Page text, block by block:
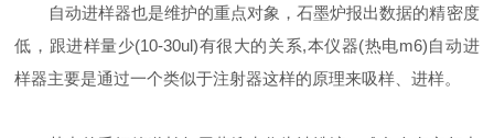
自动进样器也是维护的重点对象，石墨炉报出数据的精密度
低，跟进样量少(10-30ul)有很大的关系,本仪器(热电m6)自动进
样器主要是通过一个类似于注射器这样的原理来吸样、进样。